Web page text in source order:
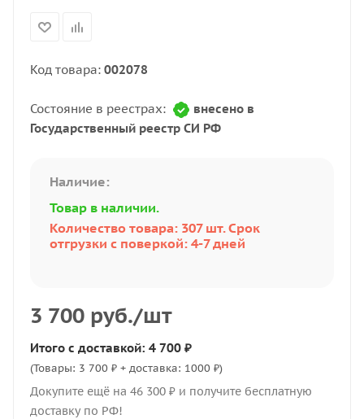
Код товара: 002078
Состояние в реестрах:
внесено в
Государственный реестр СИ РФ
Наличие:
Товар в наличии.
Количество товара: 307 шт. Срок
отгрузки с поверкой: 4-7 дней
3 700 руб./шт
Итого с доставкой: 4 700 ₽
(Товары: 3 700 ₽ + доставка: 1000 ₽)
Докупите ещё на 46 300 ₽ и получите бесплатную
доставку по РФ!